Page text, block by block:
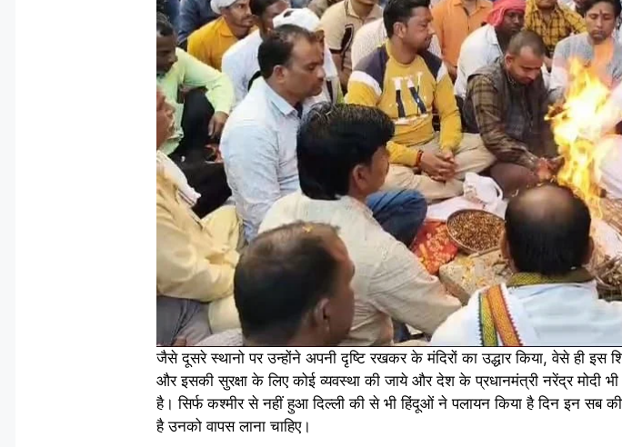
जैसे दूसरे स्थानो पर उन्होंने अपनी दृष्टि रखकर के मंदिरों का उद्धार किया, वेसे ही इस
और इसकी सुरक्षा के लिए कोई व्यवस्था की जाये और देश के प्रधानमंत्री नरेंद्र मोदी
है। सिर्फ कश्मीर से नहीं हुआ दिल्ली की से भी हिंदूओं ने पलायन किया है दिन इन सब
है उनको वापस लाना चाहिए।